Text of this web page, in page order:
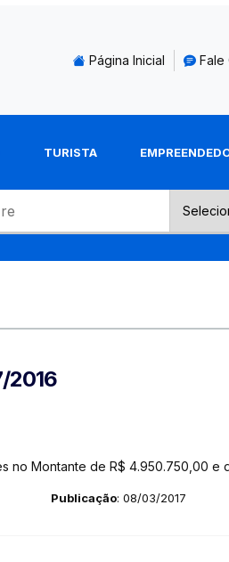
Página Inicial Fale
TURISTA
2016
no Montante de R$ 4.950.750,00 e
Publicação: 08/03/2017